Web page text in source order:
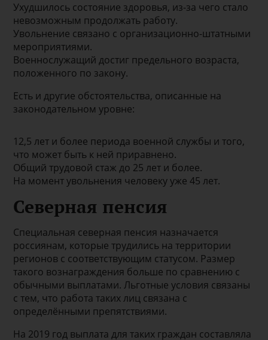
Ухудшилось состояние здоровья, из-за чего стало
невозможным продолжать работу.
Увольнение связано с организационно-штатными
мероприятиями.
Военнослужащий достиг предельного возраста,
положенного по закону.
Есть и другие обстоятельства, описанные на
законодательном уровне:
12,5 лет и более периода военной службы и того,
что может быть к ней приравнено.
Общий трудовой стаж до 25 лет и более.
На момент увольнения человеку уже 45 лет.
Северная пенсия
Специальная северная пенсия назначается
россиянам, которые трудились на территории
регионов с соответствующим статусом. Размер
такого вознаграждения больше по сравнению с
обычными выплатами. Льготные условия связаны
с тем, что работа таких лиц связана с
определёнными препятствиями.
На 2019 год выплата для таких граждан составляла